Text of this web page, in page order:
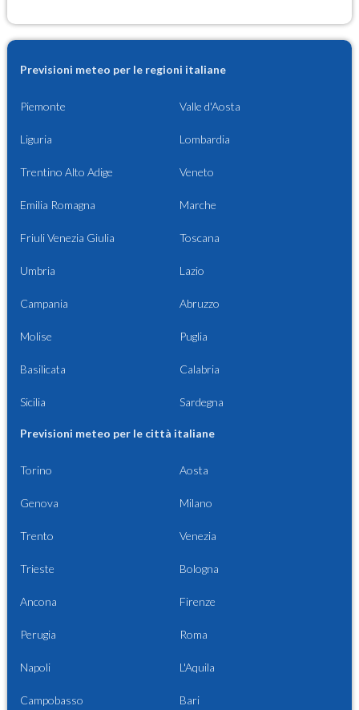
Previsioni meteo per le regioni italiane
Piemonte Valle d'Aosta
Liguria Lombardia
Trentino Alto Adige Veneto
Emilia Romagna Marche
Friuli Venezia Giulia Toscana
Umbria Lazio
Campania Abruzzo
Molise Puglia
Basilicata Calabria
Sicilia Sardegna
Previsioni meteo per le città italiane
Torino Aosta
Genova Milano
Trento Venezia
Trieste Bologna
Ancona Firenze
Perugia Roma
Napoli L'Aquila
Campobasso Bari